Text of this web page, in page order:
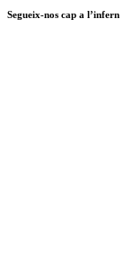
Segueix-nos cap a l’infern